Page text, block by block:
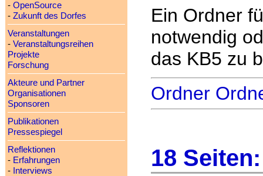
- OpenSource
- Zukunft des Dorfes
Veranstaltungen
- Veranstaltungsreihen
Projekte
Forschung
Akteure und Partner
Organisationen
Sponsoren
Publikationen
Pressespiegel
Reflektionen
- Erfahrungen
- Interviews
Ein Ordner
notwendig
das KB5 zu
Ordner
18 Seiten: